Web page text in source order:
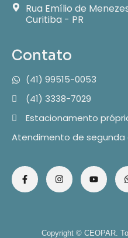
Rua Emílio de
Curitiba - PR
Contato
(41) 99515-0053
(41) 3338-7029
Estacionamento
Atendimento de segunda
Copyright © CEOPAR.